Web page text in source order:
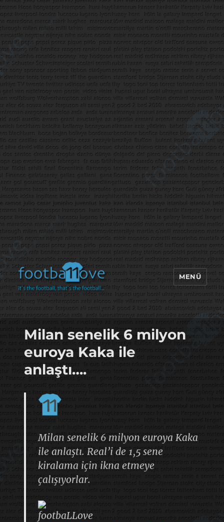
footbaLLove
MENÜ
Milan senelik 6 milyon
euroya Kaka ile
anlaştı….
Milan senelik 6 milyon euroya Kaka
ile anlaştı. Real’i de 1,5 sene
kiralama için ikna etmeye
çalışıyorlar.
footbaLLove